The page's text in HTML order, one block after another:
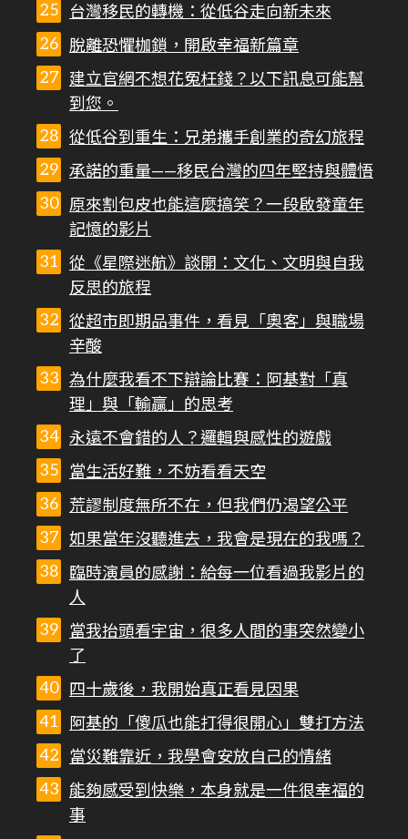
台灣移民的轉機：從低谷走向新未來
脫離恐懼枷鎖，開啟幸福新篇章
建立官網不想花冤枉錢？以下訊息可能幫
到您。
從低谷到重生：兄弟攜手創業的奇幻旅程
承諾的重量——移民台灣的四年堅持與體悟
原來割包皮也能這麼搞笑？一段啟發童年
記憶的影片
從《星際迷航》談開：文化、文明與自我
反思的旅程
從超市即期品事件，看見「奧客」與職場
辛酸
為什麼我看不下辯論比賽：阿基對「真
理」與「輸贏」的思考
永遠不會錯的人？邏輯與感性的遊戲
當生活好難，不妨看看天空
荒謬制度無所不在，但我們仍渴望公平
如果當年沒聽進去，我會是現在的我嗎？
臨時演員的感謝：給每一位看過我影片的
人
當我抬頭看宇宙，很多人間的事突然變小
了
四十歲後，我開始真正看見因果
阿基的「傻瓜也能打得很開心」雙打方法
當災難靠近，我學會安放自己的情緒
能夠感受到快樂，本身就是一件很幸福的
事